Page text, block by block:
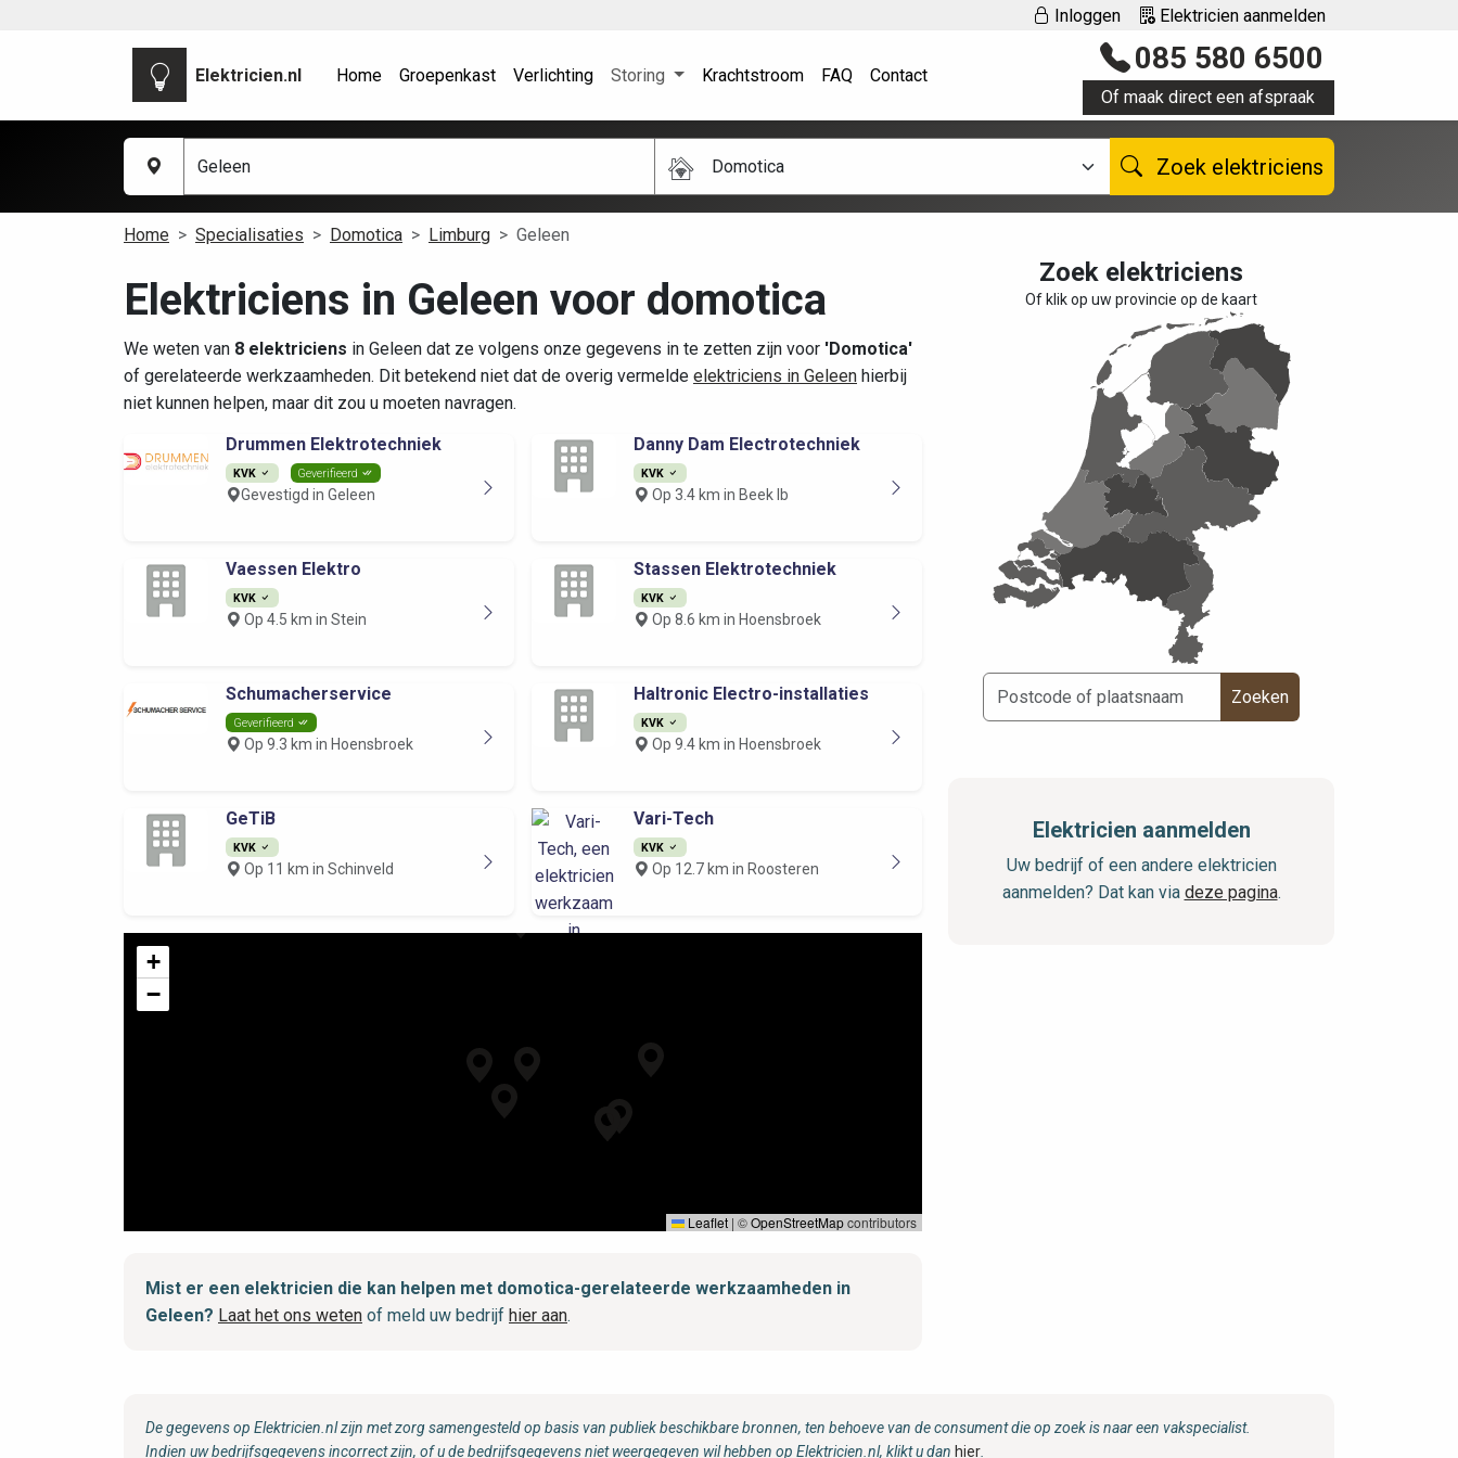
Inloggen Elektricien aanmelden
Elektricien.nl Home Groepenkast Verlichting Storing Krachtstroom FAQ Contact 085 580 6500
Of maak direct een afspraak
Domotica Zoek elektriciens
Home Specialisaties Domotica Limburg Geleen
Elektriciens in Geleen voor domotica
We weten van 8 elektriciens in Geleen dat ze volgens onze gegevens in te zetten zijn voor 'Domotica'
of gerelateerde werkzaamheden. Dit betekend niet dat de overig vermelde elektriciens in Geleen hierbij
niet kunnen helpen, maar dit zou u moeten navragen.
Drummen Elektrotechniek
KVK Geverifieerd
Gevestigd in Geleen
Danny Dam Electrotechniek
KVK
Op 3.4 km in Beek lb
Vaessen Elektro
KVK
Op 4.5 km in Stein
Stassen Elektrotechniek
KVK
Op 8.6 km in Hoensbroek
Schumacherservice
Geverifieerd
Op 9.3 km in Hoensbroek
Haltronic Electro-installaties
KVK
Op 9.4 km in Hoensbroek
GeTiB
KVK
Op 11 km in Schinveld
Vari-Tech
KVK
Op 12.7 km in Roosteren
+
−
Leaflet | ©OpenStreetMapcontributors
Mist er een elektricien die kan helpen met domotica-gerelateerde werkzaamheden in
Geleen? Laat het ons weten of meld uw bedrijf hier aan.
Zoek elektriciens
Of klik op uw provincie op de kaart
Zoeken
Elektricien aanmelden
Uw bedrijf of een andere elektricien
aanmelden? Dat kan via deze pagina.
De gegevens op Elektricien.nl zijn met zorg samengesteld op basis van publiek beschikbare bronnen, ten behoeve van de consument die op zoek is naar een vakspecialist.
Indien uw bedrijfsgegevens incorrect zijn, of u de bedrijfsgegevens niet weergegeven wil hebben op Elektricien.nl, klikt u dan hier